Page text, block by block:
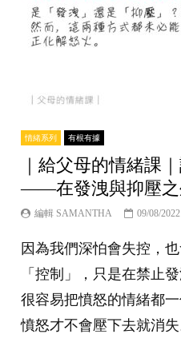
情緒系列 有根有據
｜給父母的情緒課
——在發洩與抑壓
編輯 SAMANTHA 09/08/2022
因為我們深怕會失控，
「控制」，只是在禁止
很容易把憤怒的情緒都
憤怒才不會壓下去就消